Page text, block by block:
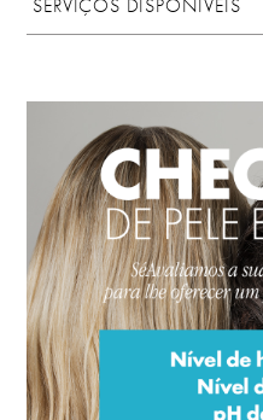
SERVIÇOS DISPONÍVEIS